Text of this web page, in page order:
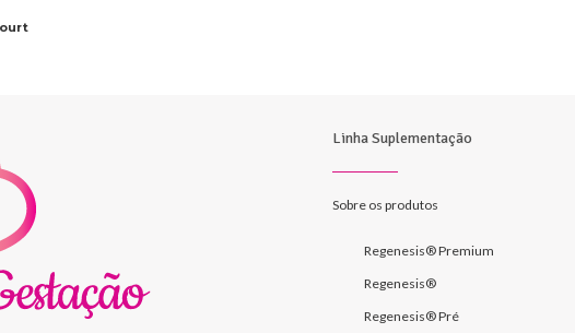
Linha Suplementação
Sobre os produtos
Regenesis® Premium
Regenesis®
Regenesis® Pré